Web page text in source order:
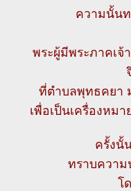
ความนั้น
พระผู้มีพระภาคเ
ที่ตำบลพุทธคยา
เพื่อเป็นเครื่องหม
ครั้งนั้
ทราบความ
โ